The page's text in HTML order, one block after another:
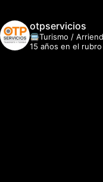
otpservicios
🚍Turismo /
15 años en el rubro